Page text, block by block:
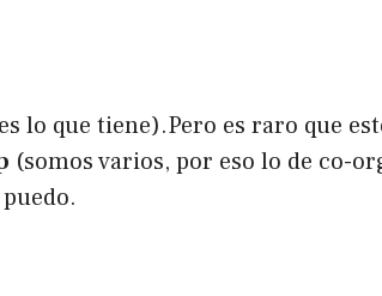
lo que tiene).Pero es raro que
(somos varios, por eso lo de co-